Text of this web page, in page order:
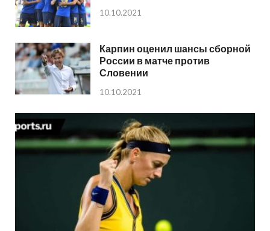
10.10.2021
Карпин оценил шансы сборной
России в матче против
Словении
10.10.2021